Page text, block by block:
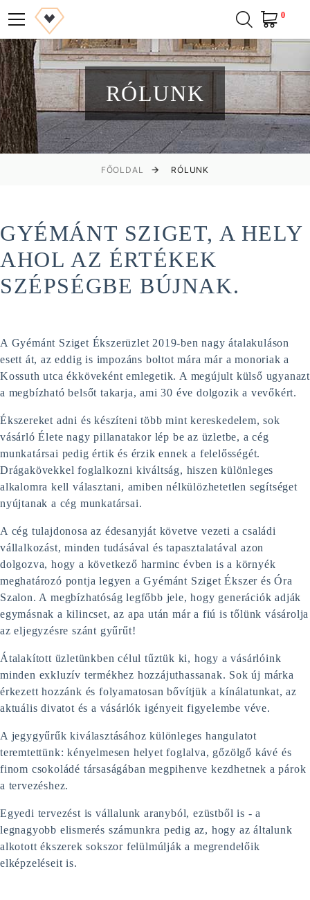
0
RÓLUNK
FŐOLDAL RÓLUNK
GYÉMÁNT SZIGET, A HELY
AHOL AZ ÉRTÉKEK
SZÉPSÉGBE BÚJNAK.
A Gyémánt Sziget Ékszerüzlet 2019-ben nagy átalakuláson
esett át, az eddig is impozáns boltotmára már a monoriak a
Kossuth utca ékköveként emlegetik. A megújult külső ugyanazt
a megbízható belsőt takarja, ami 30 éve dolgozik a vevőkért.
Ékszereket adni és készíteni több mint kereskedelem, sok
vásárló Élete nagy pillanatakor lép be az üzletbe, a cég
munkatársai pedig értik és érzik ennek a felelősségét.
Drágakövekkel foglalkozni kiváltság, hiszen különleges
alkalomra kell választani, amiben nélkülözhetetlen segítséget
nyújtanak a cég munkatársai.
A cég tulajdonosa az édesanyját követve vezeti a családi
vállalkozást, minden tudásával és tapasztalatával azon
dolgozva, hogy a következő harminc évben is a környék
meghatározó pontja legyen a Gyémánt Sziget Ékszer és Óra
Szalon. A megbízhatóság legfőbb jele, hogy generációk adják
egymásnak a kilincset, az apa után már a fiú is tőlünk vásárolja
az eljegyzésre szánt gyűrűt!
Átalakított üzletünkben célul tűztük ki, hogy a vásárlóink
minden exkluzív termékhez hozzájuthassanak. Sok új márka
érkezett hozzánk és folyamatosan bővítjük a kínálatunkat, az
aktuális divatot és a vásárlók igényeit figyelembe véve.
A jegygyűrűk kiválasztásához különleges hangulatot
teremtettünk: kényelmesen helyet foglalva, gőzölgő kávé és
finom csokoládé társaságában megpihenve kezdhetnek a párok
a tervezéshez.
Egyedi tervezést is vállalunk aranyból, ezüstből is - a
legnagyobb elismerés számunkra pedig az, hogy az általunk
alkotott ékszerek sokszor felülmúlják a megrendelőik
elképzeléseit is.